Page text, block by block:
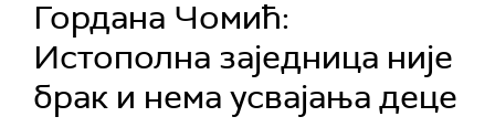
Гордана Чомић:
Истополна заједница није
брак и нема усвајања деце